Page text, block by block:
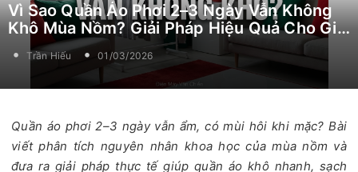
Vì Sao Quần Áo Phơi 2–3 Ngày Vẫn Không
Khô Mùa Nồm? Giải Pháp Hiệu Quả Cho Gia
Đình Miền Bắc
Trần Hiếu 01/03/2026
Quần áo phơi 2–3 ngày vẫn ẩm, có mùi hôi khi mặc? Bài
viết phân tích nguyên nhân khoa học của mùa nồm và
đưa ra giải pháp thực tế giúp quần áo khô nhanh, sạch